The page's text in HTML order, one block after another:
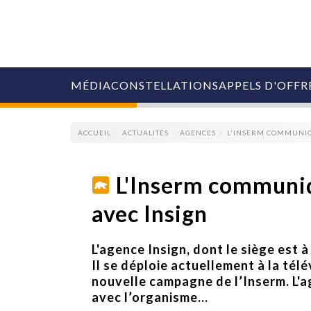
MÉDIA
COLLECTIVITÉS
AGENCES
RETAIL
MÉDIAS
MANAGEMENT
ÉVÉNEMENTIELS
CONSTELLATIONSAPPELS
ACCUEIL ACTUALITÉS AGENCES L'INSERM
L'Inserm
avec Insign
L'agence Insign, dont le siège est
Il se déploie actuellement à la
nouvelle campagne de l’Inserm.
avec l’organisme...